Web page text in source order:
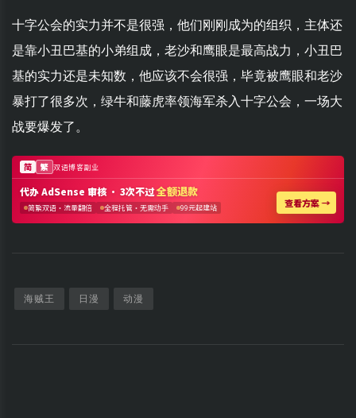
十字公会的实力并不是很强，他们刚刚成为的组织，主体还
是靠小丑巴基的小弟组成，老沙和鹰眼是最高战力，小丑巴
基的实力还是未知数，他应该不会很强，毕竟被鹰眼和老沙
暴打了很多次，绿牛和藤虎率领海军杀入十字公会，一场大
战要爆发了。
海贼王 日漫 动漫